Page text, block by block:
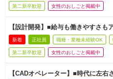
第二新卒歓迎 女性のおしごと掲載中
【設計開発】■給与も働きやすさも
新着 正社員 職種・業種未経験OK
第二新卒歓迎 女性のおしごと掲載中
【CADオペレーター】■時代に左右